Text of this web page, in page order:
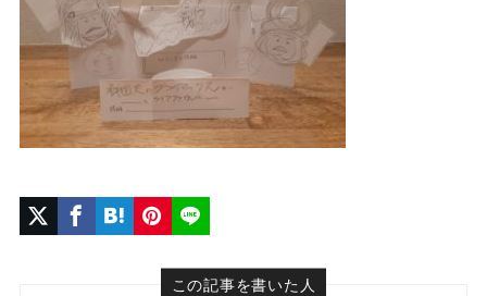
この記事を書いた人